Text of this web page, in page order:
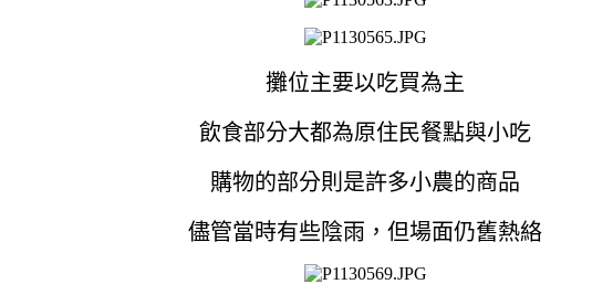
攤位主要以吃買為主
飲食部分大都為原住民餐點與小吃
購物的部分則是許多小農的商品
儘管當時有些陰雨，但場面仍舊熱絡